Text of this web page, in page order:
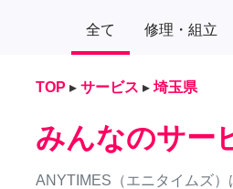
全て 修理・組立
TOP ▸ サービス ▸ 埼玉県
みんなのサー
ANYTIMES（エニタイムズ）